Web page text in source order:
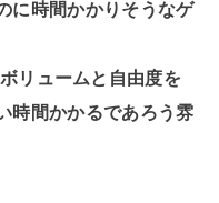
に時間かかりそうなゲ
リュームと自由度を
時間かかるであろう雰